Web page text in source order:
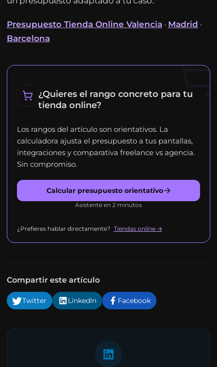
Presupuesto Tienda Online Valencia · Madrid ·
Barcelona
¿Quieres el rango concreto para tu
tienda online?
Los rangos del artículo son orientativos. La
calculadora ajusta el presupuesto a tus pantallas,
integraciones y comparativa freelance vs agencia.
Sin compromiso.
Calcular presupuesto orientativo
Asistente en 2 minutos
¿Prefieres hablar directamente? Tiendas online →
Compartir este artículo
Twitter LinkedIn Facebook